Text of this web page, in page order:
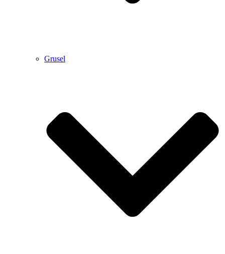
Grusel